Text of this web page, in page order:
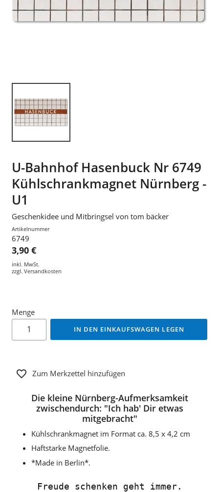
U-Bahnhof Hasenbuck Nr 6749
Kühlschrankmagnet Nürnberg -
U1
Geschenkidee und Mitbringsel von tom bäcker
Artikelnummer
6749
3,90 €
inkl. MwSt.
zzgl. Versandkosten
Menge
IN DEN EINKAUFSWAGEN LEGEN
Zum Merkzettel hinzufügen
Die kleine Nürnberg-Aufmerksamkeit
zwischendurch: "Ich hab' Dir etwas
mitgebracht"
Kühlschrankmagnet im Format ca. 8,5 x 4,2 cm
Haftstarke Magnetfolie.
*Made in Berlin*.
Freude schenken geht immer.